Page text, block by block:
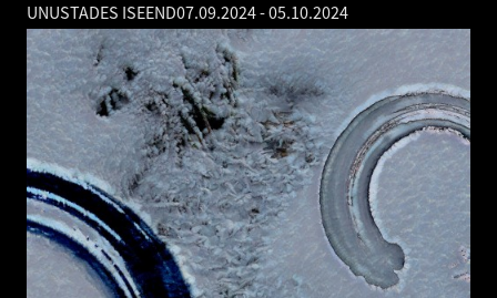
UNUSTADES ISEEND07.09.2024-05.10.2024